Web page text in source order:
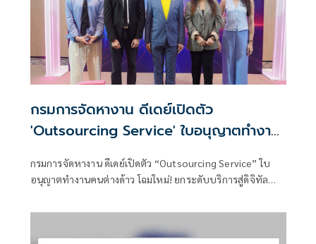
กรมการจัดหางาน ดีเดย์เปิดตัว
'Outsourcing Service' ใบอนุญาตทำงาน
กรมการจัดหางาน ดีเดย์เปิดตัว “Outsourcing Service” ใบ
อนุญาตทำงานคนต่างด้าว โฉมใหม่! ยกระดับบริการสู่ดิจิทัล